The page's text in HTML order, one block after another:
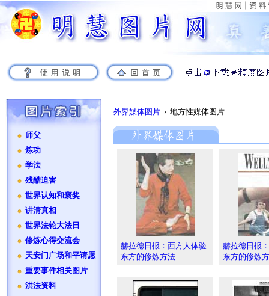
师父
炼功
学法
残酷迫害
世界认知和褒奖
讲清真相
世界法轮大法日
修炼心得交流会
天安门广场和平请愿
重要事件相关图片
洪法资料
外界媒体图片 › 地方性媒体图片
赫拉德日报：西方人体验
东方的修炼方法
赫拉德日报
东方的修炼